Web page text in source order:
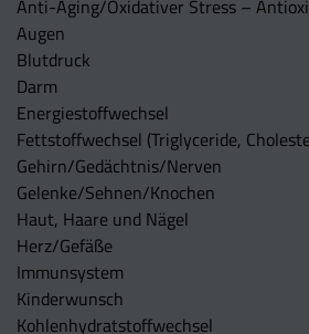
Anti-Aging/Oxidativer Stress –
Augen
Blutdruck
Darm
Energiestoffwechsel
Fettstoffwechsel (Triglyceride,
Gehirn/Gedächtnis/Nerven
Gelenke/Sehnen/Knochen
Haut, Haare und Nägel
Herz/Gefäße
Immunsystem
Kinderwunsch
Kohlenhydratstoffwechsel